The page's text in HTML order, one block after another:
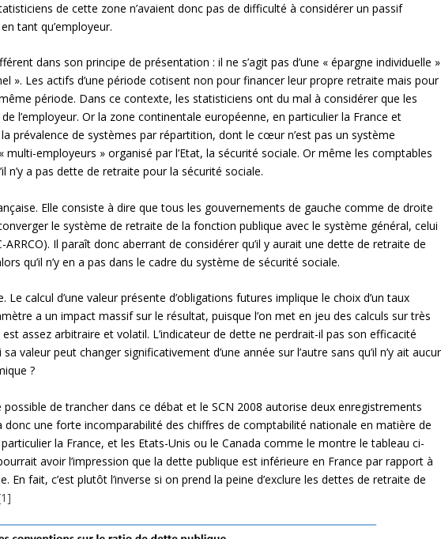
de cette zone n’avaient donc pas de difficulté à considérer un passif
tant qu’employeur.
dans son principe de présentation : il ne s’agit pas d’une « épargne individuelle »
». Les actifs d’une période cotisent non pour financer leur propre retraite mais pour
période. Dans ce contexte, les statisticiens ont du mal à considérer que les
l’employeur. Or la zone continentale européenne, en particulier la France et
prévalence de systèmes par répartition, dont le cœur n’est pas un système
multi-employeurs » organisé par l’Etat, la sécurité sociale. Or même les comptables
n’y a pas dette de retraite pour la sécurité sociale.
Elle consiste à dire que tous les gouvernements de gauche comme de droite
le système de retraite de la fonction publique avec le système général, celui
ARRCO). Il paraît donc aberrant de considérer qu’il y aurait une dette de retraite de
qu’il n’y en a pas dans le cadre du système de sécurité sociale.
Le calcul d’une valeur présente d’obligations futures implique le choix d’un taux
a un impact massif sur le résultat, puisque l’on met en jeu des calculs sur très
assez arbitraire et volatil. L’indicateur de dette ne perdrait-il pas son efficacité
valeur peut changer significativement d’une année sur l’autre sans qu’il n’y ait
?
de trancher dans ce débat et le SCN 2008 autorise deux enregistrements
donc une forte incomparabilité des chiffres de comptabilité nationale en matière de
la France, et les Etats-Unis ou le Canada comme le montre le tableau ci-
avoir l’impression que la dette publique est inférieure en France par rapport à
En fait, c’est plutôt l’inverse si on prend la peine d’exclure les dettes de retraite de